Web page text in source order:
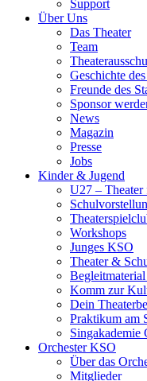
Support
Über Uns
Das Theater
Team
Geschichte
Freunde des
Sponsor
News
Magazin
Presse
Jobs
Kinder & Jugend
U27 –
Workshops
Junges KSO
Theater &
Komm zur
Dein
Praktikum am
Singakademie
Orchester KSO
Über das
Mitglieder